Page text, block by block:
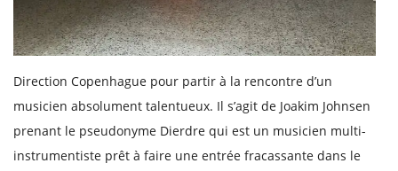
Direction Copenhague pour partir à la rencontre d’un
musicien absolument talentueux. Il s’agit de Joakim Johnsen
prenant le pseudonyme Dierdre qui est un musicien multi-
instrumentiste prêt à faire une entrée fracassante dans le